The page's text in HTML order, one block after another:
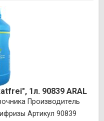
1л. 90839 ARAL
Производитель
Артикул 90839